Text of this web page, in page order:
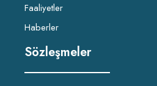
Faaliyetler
Haberler
Sözleşmeler